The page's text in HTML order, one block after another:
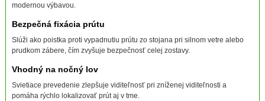
modernou výbavou.
Bezpečná fixácia prútu
Slúži ako poistka proti vypadnutiu prútu zo stojana pri silnom vetre alebo
prudkom zábere, čím zvyšuje bezpečnosť celej zostavy.
Vhodný na nočný lov
Svietiace prevedenie zlepšuje viditeľnosť pri zníženej viditeľnosti a
pomáha rýchlo lokalizovať prút aj v tme.